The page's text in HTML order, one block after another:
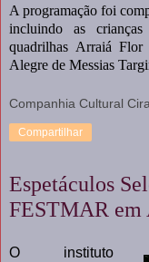
A programação foi
incluindo as
quadrilhas Arraiá
Alegre de Messias
Companhia Cultural
Compartilhar
Espetáculos
FESTMAR em
O instituto